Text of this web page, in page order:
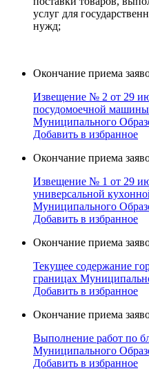
услуг для
нужд;
Окончание приема
Извещение № 2 от 29
поcудoмоечной
Муниципального
Добавить в избранное
Окончание приема
Извещение № 1 от 29
универcальной
Муниципального
Добавить в избранное
Окончание приема
Текущее содержание
границах
Добавить в избранное
Окончание приема
Выполнение работ по
Муниципального
Добавить в избранное